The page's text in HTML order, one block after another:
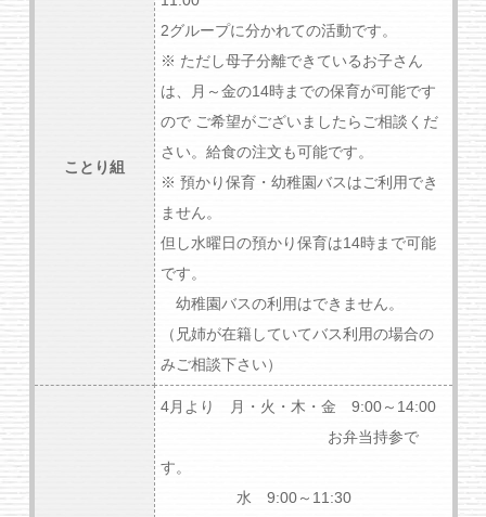
ことり組
2グループに分かれての活動です。
※ ただし母子分離できているお子さん
は、月～金の14時までの保育が可能です
ので ご希望がございましたらご相談くだ
さい。給食の注文も可能です。
※ 預かり保育・幼稚園バスはご利用でき
ません。
但し水曜日の預かり保育は14時まで可能
です。
幼稚園バスの利用はできません。
（兄姉が在籍していてバス利用の場合の
みご相談下さい）
4月より 月・火・木・金 9:00～14:00
お弁当持参で
す。
水 9:00～11:30